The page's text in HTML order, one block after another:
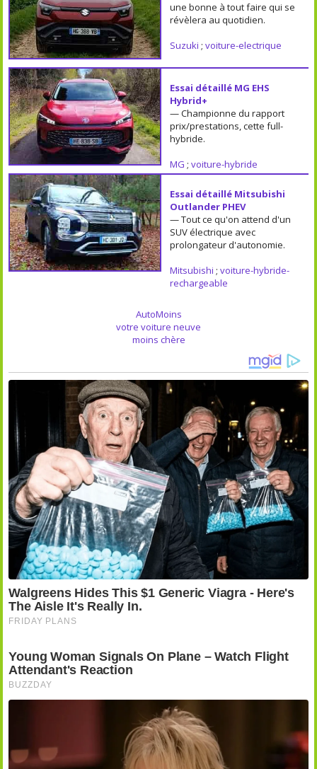
une bonne à tout faire qui se
révèlera au quotidien.
Suzuki ; voiture-electrique
Essai détaillé MG EHS
Hybrid+
— Championne du rapport
prix/prestations, cette full-
hybride.
MG ; voiture-hybride
Essai détaillé Mitsubishi
Outlander PHEV
— Tout ce qu'on attend d'un
SUV électrique avec
prolongateur d'autonomie.
Mitsubishi ; voiture-hybride-
rechargeable
AutoMoins
votre voiture neuve
moins chère